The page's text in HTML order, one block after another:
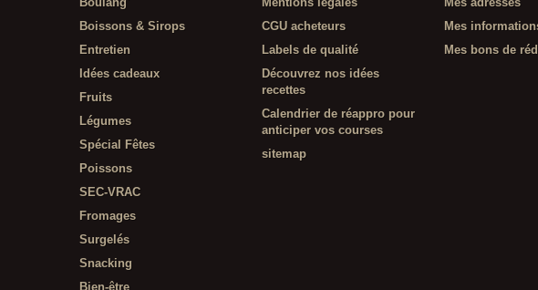
Boissons & Sirops
Entretien
Idées cadeaux
Fruits
Légumes
Spécial Fêtes
Poissons
SEC-VRAC
Fromages
Surgelés
Snacking
Bien-être
CGU acheteurs
Labels de qualité
Découvrez nos idées
recettes
Calendrier de réappro pour
anticiper vos courses
sitemap
Mes
Mes bons de